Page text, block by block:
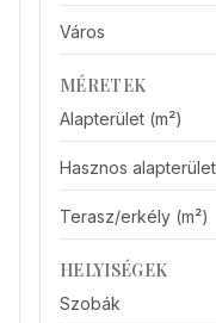
Város
MÉRETEK
Alapterület (m²)
Hasznos alapterület
Terasz/erkély (m²)
HELYISÉGEK
Szobák